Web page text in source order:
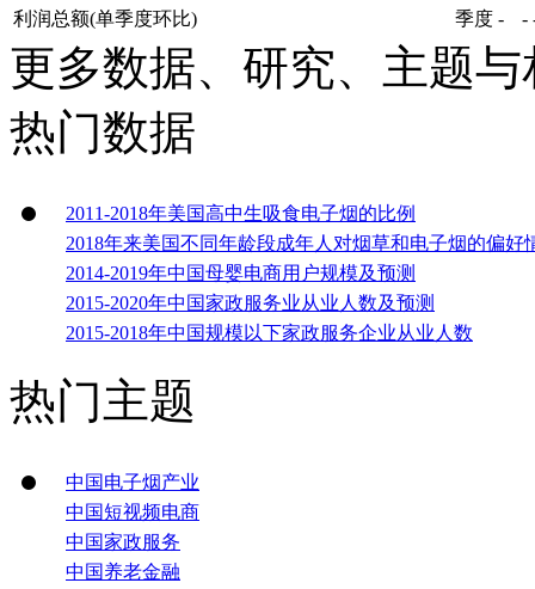
利润总额(单季度环比)
季度 - -
更多数据、研究、主题
热门数据
2011-2018年美国高中生吸食电子烟的比例
2018年来美国不同年龄段成年人对烟草和电子烟的偏好
2014-2019年中国母婴电商用户规模及预测
2015-2020年中国家政服务业从业人数及预测
2015-2018年中国规模以下家政服务企业从业人数
热门主题
中国电子烟产业
中国短视频电商
中国家政服务
中国养老金融